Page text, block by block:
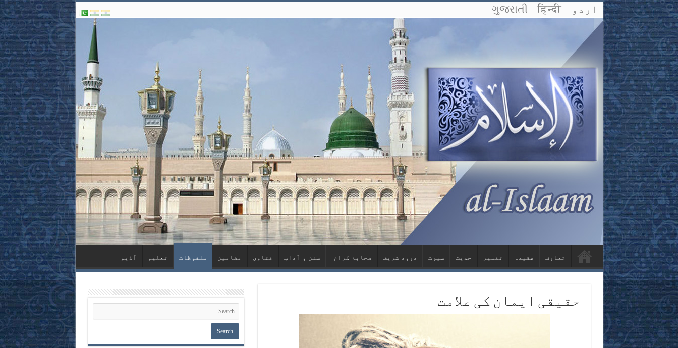
اردو हिन्दी
ગુજરાતી
تعارف عقيدہ تفسیر حديث سیرت درود شریف صحابۂ کرام ‏ سنن و آداب فتاوی مضامین ملفوظات تعلیم آڈیو
حقیقی ایمان کی علامت